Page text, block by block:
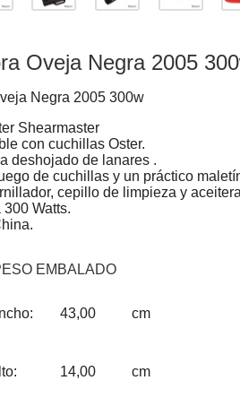
Oveja Negra 2005
Negra 2005 300w
Shearmaster
con cuchillas Oster.
deshojado de lanares .
de cuchillas y un práctico
cepillo de limpieza y
300 Watts.
EMBALADO
43,00 cm
14,00 cm